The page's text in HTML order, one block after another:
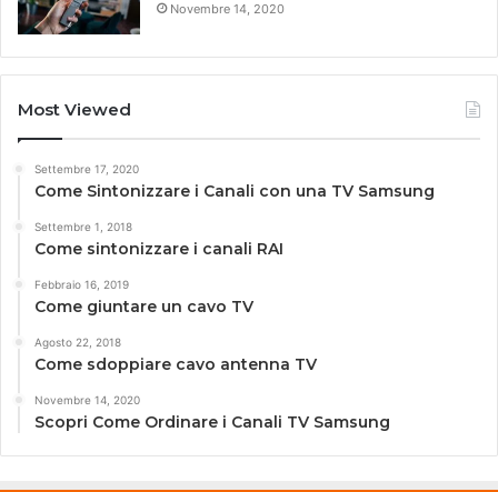
Novembre 14, 2020
Most Viewed
Settembre 17, 2020
Come Sintonizzare i Canali con una TV Samsung
Settembre 1, 2018
Come sintonizzare i canali RAI
Febbraio 16, 2019
Come giuntare un cavo TV
Agosto 22, 2018
Come sdoppiare cavo antenna TV
Novembre 14, 2020
Scopri Come Ordinare i Canali TV Samsung